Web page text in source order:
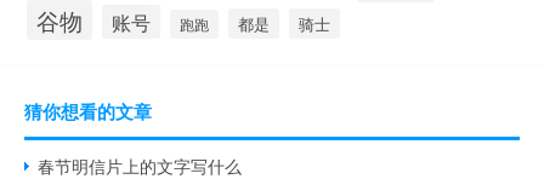
谷物 账号 跑跑 都是 骑士
猜你想看的文章
春节明信片上的文字写什么